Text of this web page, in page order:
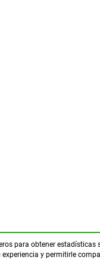
para obtener estadísticas
y permitirle